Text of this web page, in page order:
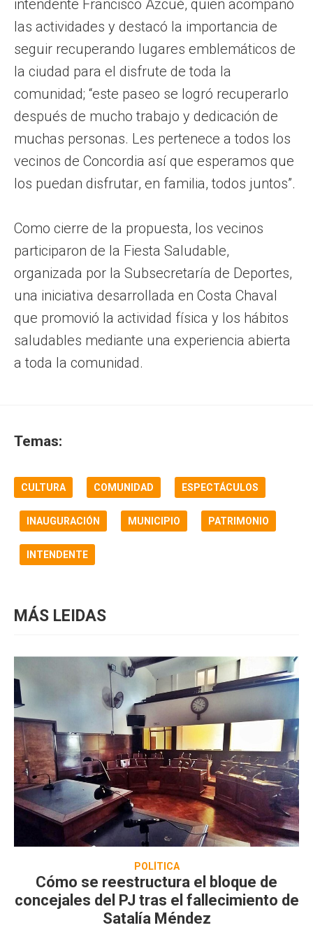
intendente Francisco Azcué, quien acompañó
las actividades y destacó la importancia de
seguir recuperando lugares emblemáticos de
la ciudad para el disfrute de toda la
comunidad; “este paseo se logró recuperarlo
después de mucho trabajo y dedicación de
muchas personas. Les pertenece a todos los
vecinos de Concordia así que esperamos que
los puedan disfrutar, en familia, todos juntos”.
Como cierre de la propuesta, los vecinos
participaron de la Fiesta Saludable,
organizada por la Subsecretaría de Deportes,
una iniciativa desarrollada en Costa Chaval
que promovió la actividad física y los hábitos
saludables mediante una experiencia abierta
a toda la comunidad.
Temas:
CULTURA COMUNIDAD ESPECTÁCULOS
INAUGURACIÓN MUNICIPIO PATRIMONIO
INTENDENTE
MÁS LEIDAS
POLÍTICA
Cómo se reestructura el bloque de
concejales del PJ tras el fallecimiento de
Satalía Méndez